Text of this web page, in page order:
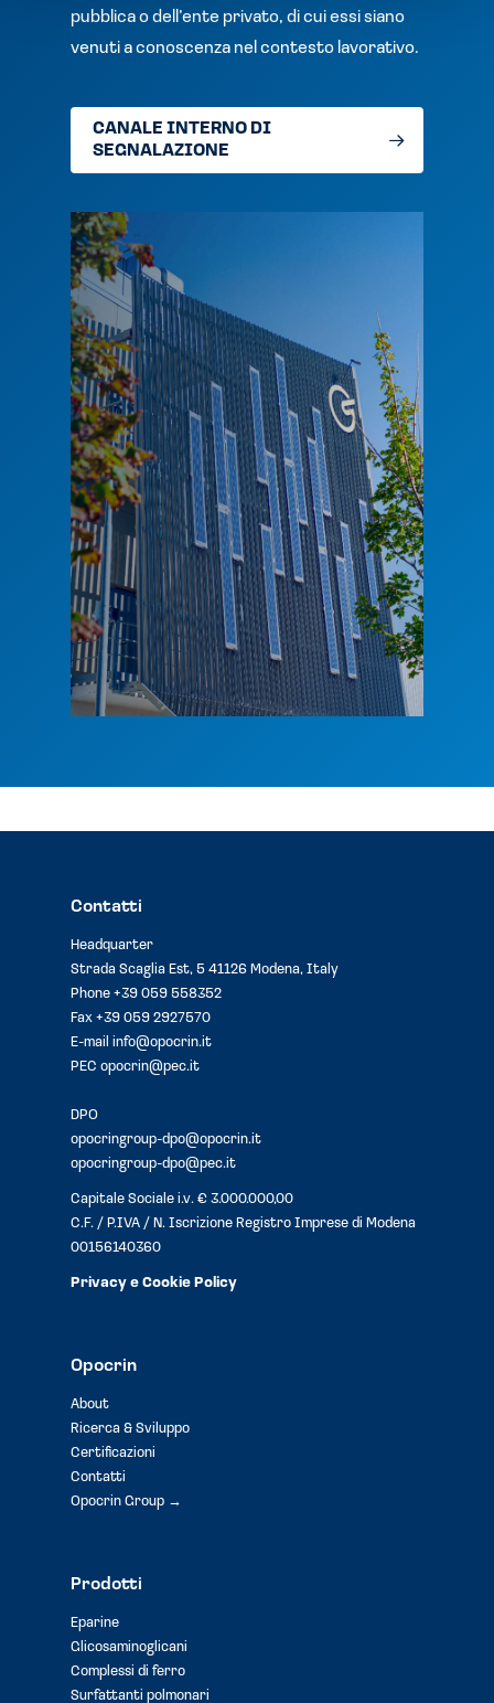
pubblica o dell’ente privato, di cui essi siano
venuti a conoscenza nel contesto lavorativo.
CANALE INTERNO DI
SEGNALAZIONE
Contatti
Headquarter
Strada Scaglia Est, 5 41126 Modena, Italy
Phone +39 059 558352
Fax +39 059 2927570
E-mail info@opocrin.it
PEC opocrin@pec.it
DPO
opocringroup-dpo@opocrin.it
opocringroup-dpo@pec.it
Capitale Sociale i.v. € 3.000.000,00
C.F. / P.IVA / N. Iscrizione Registro Imprese di Modena
00156140360
Privacy e Cookie Policy
Opocrin
About
Ricerca & Sviluppo
Certificazioni
Contatti
Opocrin Group →
Prodotti
Eparine
Glicosaminoglicani
Complessi di ferro
Surfattanti polmonari